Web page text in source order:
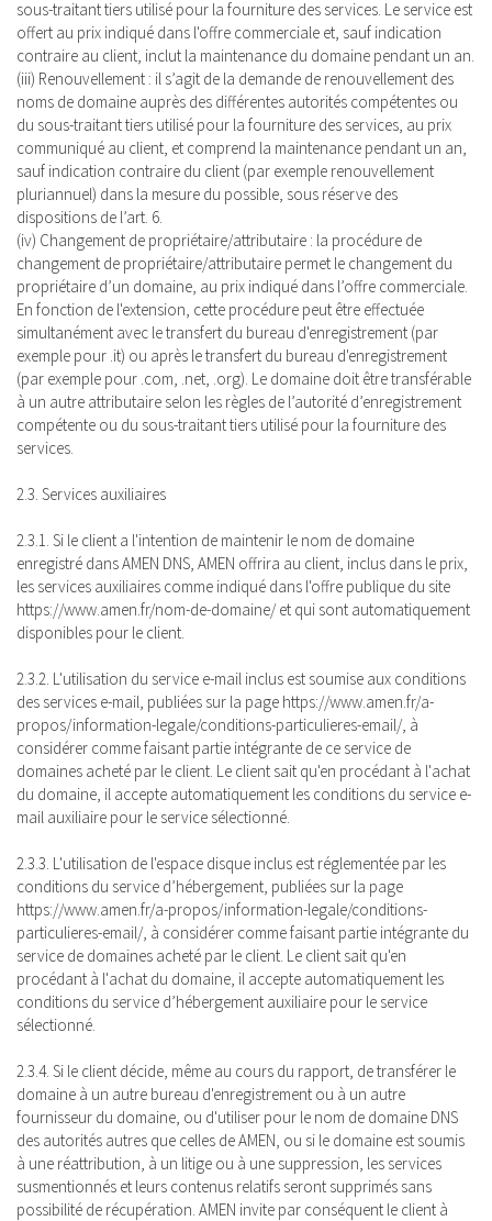
sous-traitant tiers utilisé pour la fourniture des services. Le service est
offert au prix indiqué dans l'offre commerciale et, sauf indication
contraire au client, inclut la maintenance du domaine pendant un an.
(iii) Renouvellement : il s’agit de la demande de renouvellement des
noms de domaine auprès des différentes autorités compétentes ou
du sous-traitant tiers utilisé pour la fourniture des services, au prix
communiqué au client, et comprend la maintenance pendant un an,
sauf indication contraire du client (par exemple renouvellement
pluriannuel) dans la mesure du possible, sous réserve des
dispositions de l’art. 6.
(iv) Changement de propriétaire/attributaire : la procédure de
changement de propriétaire/attributaire permet le changement du
propriétaire d’un domaine, au prix indiqué dans l’offre commerciale.
En fonction de l'extension, cette procédure peut être effectuée
simultanément avec le transfert du bureau d'enregistrement (par
exemple pour .it) ou après le transfert du bureau d'enregistrement
(par exemple pour .com, .net, .org). Le domaine doit être transférable
à un autre attributaire selon les règles de l’autorité d’enregistrement
compétente ou du sous-traitant tiers utilisé pour la fourniture des
services.
2.3. Services auxiliaires
2.3.1. Si le client a l'intention de maintenir le nom de domaine
enregistré dans AMEN DNS, AMEN offrira au client, inclus dans le prix,
les services auxiliaires comme indiqué dans l'offre publique du site
https://www.amen.fr/nom-de-domaine/ et qui sont automatiquement
disponibles pour le client.
2.3.2. L'utilisation du service e-mail inclus est soumise aux conditions
des services e-mail, publiées sur la page https://www.amen.fr/a-
propos/information-legale/conditions-particulieres-email/, à
considérer comme faisant partie intégrante de ce service de
domaines acheté par le client. Le client sait qu'en procédant à l'achat
du domaine, il accepte automatiquement les conditions du service e-
mail auxiliaire pour le service sélectionné.
2.3.3. L'utilisation de l'espace disque inclus est réglementée par les
conditions du service d’hébergement, publiées sur la page
https://www.amen.fr/a-propos/information-legale/conditions-
particulieres-email/, à considérer comme faisant partie intégrante du
service de domaines acheté par le client. Le client sait qu'en
procédant à l'achat du domaine, il accepte automatiquement les
conditions du service d’hébergement auxiliaire pour le service
sélectionné.
2.3.4. Si le client décide, même au cours du rapport, de transférer le
domaine à un autre bureau d'enregistrement ou à un autre
fournisseur du domaine, ou d'utiliser pour le nom de domaine DNS
des autorités autres que celles de AMEN, ou si le domaine est soumis
à une réattribution, à un litige ou à une suppression, les services
susmentionnés et leurs contenus relatifs seront supprimés sans
possibilité de récupération. AMEN invite par conséquent le client à